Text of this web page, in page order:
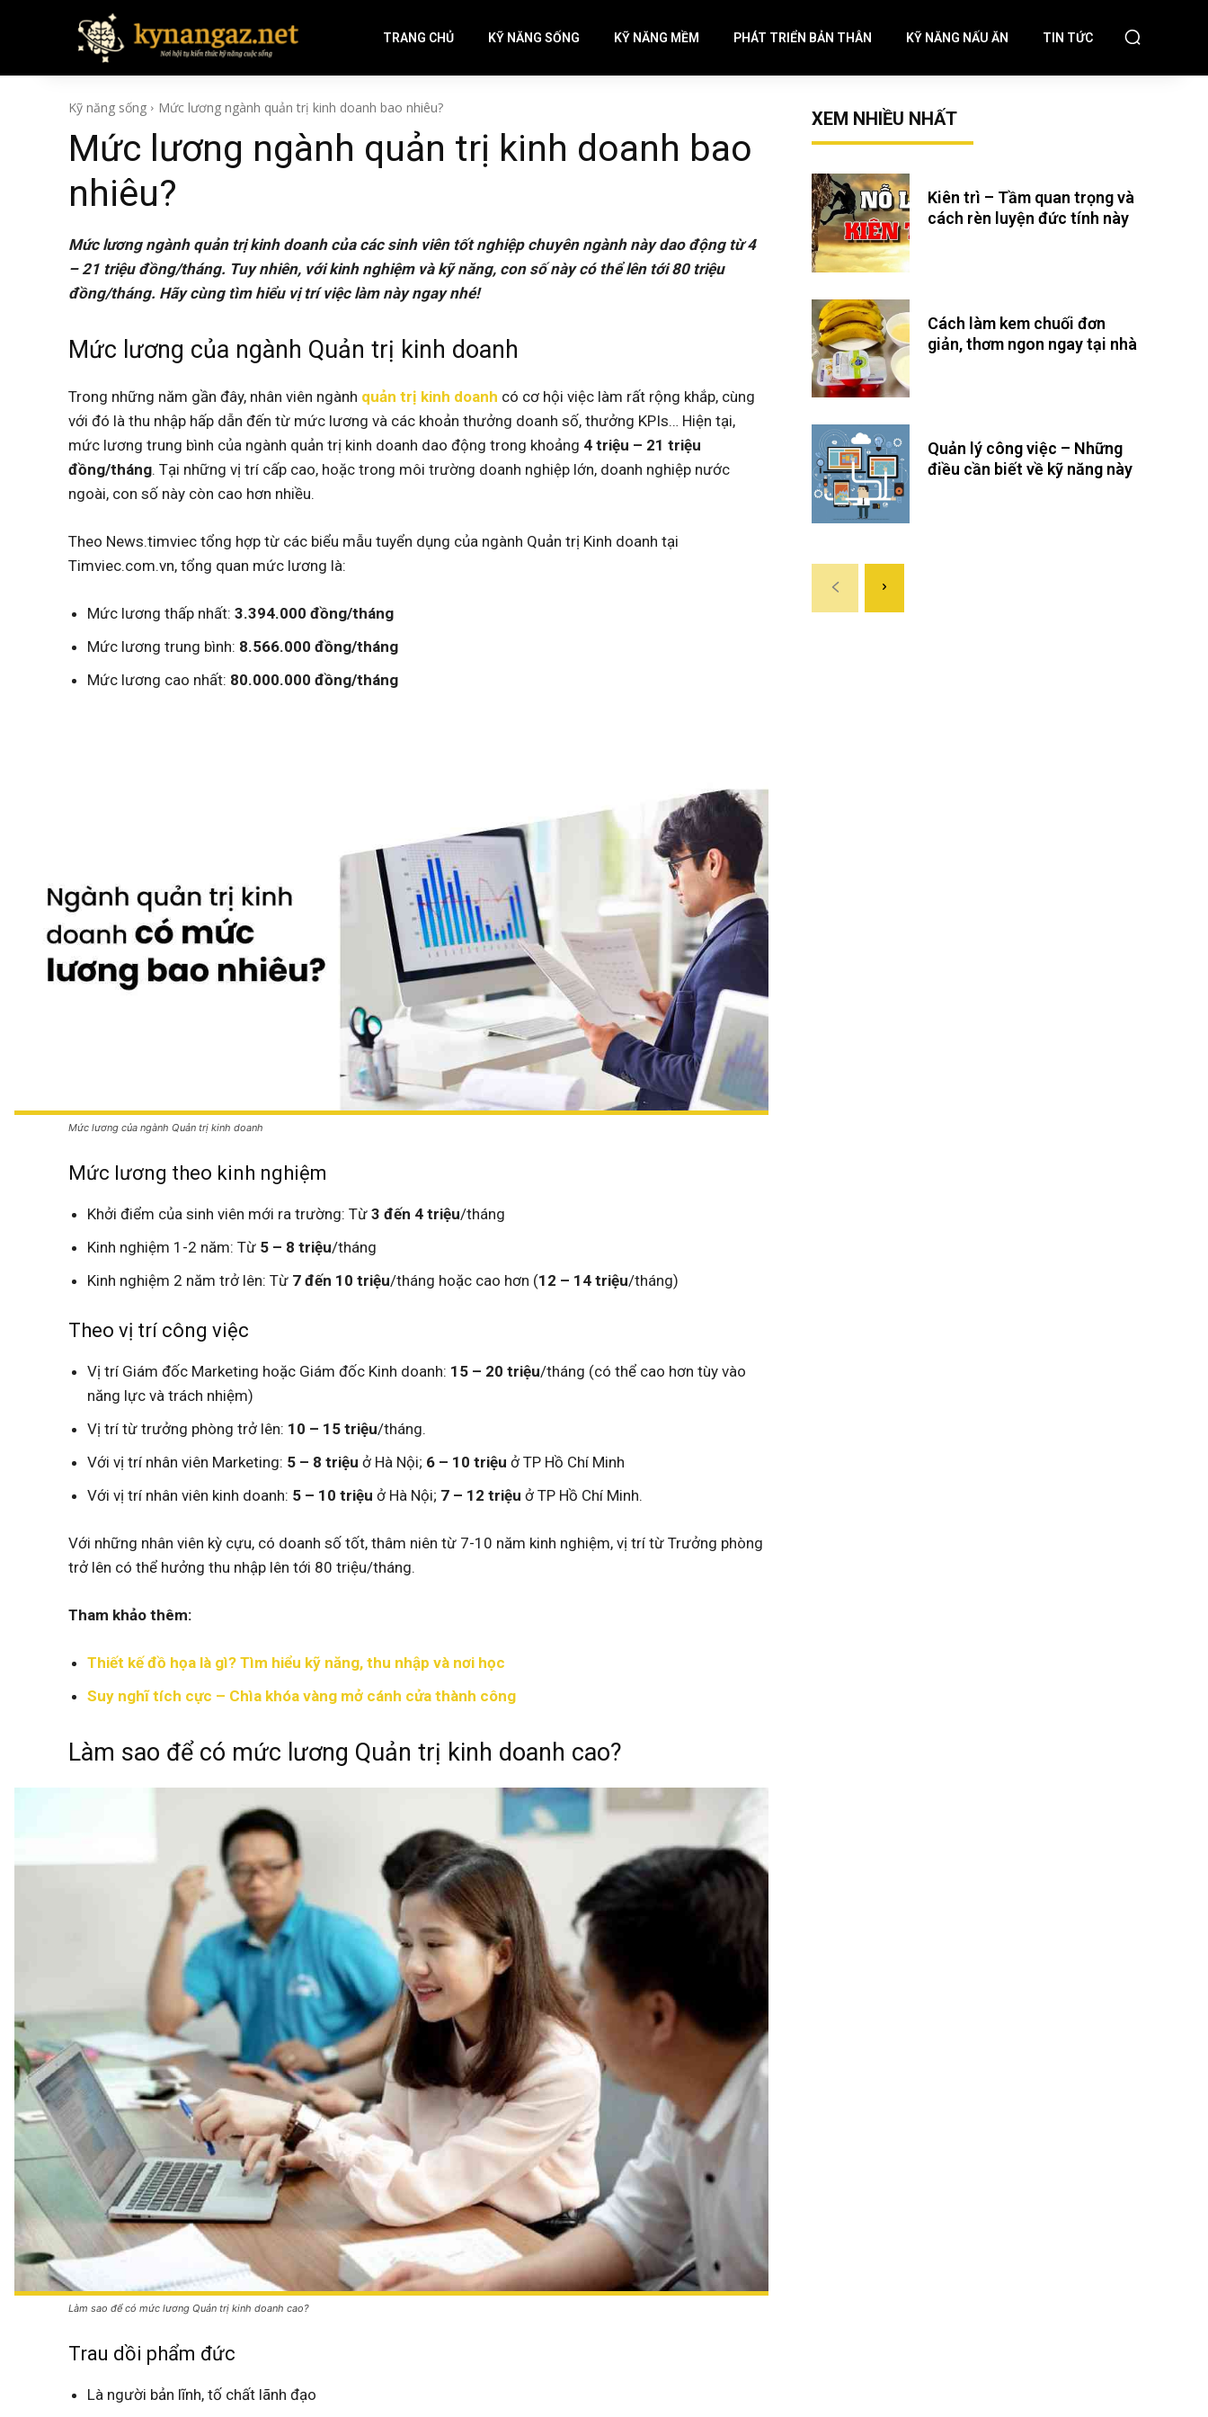
TRANG CHỦ KỸ NĂNG SỐNG KỸ NĂNG MỀM PHÁT TRIỂN BẢN THÂN KỸ NĂNG NẤU ĂN TIN TỨC
Kỹ năng sống Mức lương ngành quản trị kinh doanh bao nhiêu?
Mức lương ngành quản trị kinh doanh bao
nhiêu?
Mức lương ngành quản trị kinh doanh của các sinh viên tốt nghiệp chuyên ngành này dao động từ 4
– 21 triệu đồng/tháng. Tuy nhiên, với kinh nghiệm và kỹ năng, con số này có thể lên tới 80 triệu
đồng/tháng. Hãy cùng tìm hiểu vị trí việc làm này ngay nhé!
Mức lương của ngành Quản trị kinh doanh
Trong những năm gần đây, nhân viên ngành quản trị kinh doanh có cơ hội việc làm rất rộng khắp, cùng
với đó là thu nhập hấp dẫn đến từ mức lương và các khoản thưởng doanh số, thưởng KPIs… Hiện tại,
mức lương trung bình của ngành quản trị kinh doanh dao động trong khoảng 4 triệu – 21 triệu
đồng/tháng. Tại những vị trí cấp cao, hoặc trong môi trường doanh nghiệp lớn, doanh nghiệp nước
ngoài, con số này còn cao hơn nhiều.
Theo News.timviec tổng hợp từ các biểu mẫu tuyển dụng của ngành Quản trị Kinh doanh tại
Timviec.com.vn, tổng quan mức lương là:
Mức lương thấp nhất: 3.394.000 đồng/tháng
Mức lương trung bình: 8.566.000 đồng/tháng
Mức lương cao nhất: 80.000.000 đồng/tháng
Mức lương của ngành Quản trị kinh doanh
Mức lương theo kinh nghiệm
Khởi điểm của sinh viên mới ra trường: Từ 3 đến 4 triệu/tháng
Kinh nghiệm 1-2 năm: Từ 5 – 8 triệu/tháng
Kinh nghiệm 2 năm trở lên: Từ 7 đến 10 triệu/tháng hoặc cao hơn (12 – 14 triệu/tháng)
Theo vị trí công việc
Vị trí Giám đốc Marketing hoặc Giám đốc Kinh doanh: 15 – 20 triệu/tháng (có thể cao hơn tùy vào
năng lực và trách nhiệm)
Vị trí từ trưởng phòng trở lên: 10 – 15 triệu/tháng.
Với vị trí nhân viên Marketing: 5 – 8 triệu ở Hà Nội; 6 – 10 triệu ở TP Hồ Chí Minh
Với vị trí nhân viên kinh doanh: 5 – 10 triệu ở Hà Nội; 7 – 12 triệu ở TP Hồ Chí Minh.
Với những nhân viên kỳ cựu, có doanh số tốt, thâm niên từ 7-10 năm kinh nghiệm, vị trí từ Trưởng phòng
trở lên có thể hưởng thu nhập lên tới 80 triệu/tháng.
Tham khảo thêm:
Thiết kế đồ họa là gì? Tìm hiểu kỹ năng, thu nhập và nơi học
Suy nghĩ tích cực – Chìa khóa vàng mở cánh cửa thành công
Làm sao để có mức lương Quản trị kinh doanh cao?
Làm sao để có mức lương Quản trị kinh doanh cao?
Trau dồi phẩm đức
Là người bản lĩnh, tố chất lãnh đạo
XEM NHIỀU NHẤT
Kiên trì – Tầm quan trọng và
cách rèn luyện đức tính này
Cách làm kem chuối đơn
giản, thơm ngon ngay tại nhà
Quản lý công việc – Những
điều cần biết về kỹ năng này